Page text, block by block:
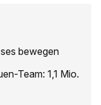
bewegen
Team: 1,1 Mio.